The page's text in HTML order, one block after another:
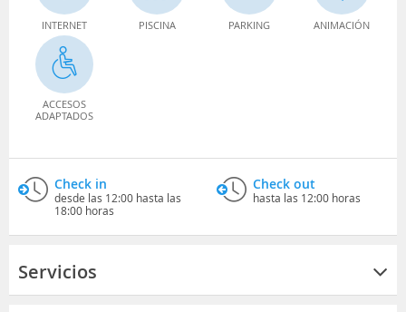
INTERNET PISCINA PARKING ANIMACIÓN
ACCESOS
ADAPTADOS
Check in
desde las 12:00 hasta las
18:00 horas
Check out
hasta las 12:00 horas
Servicios